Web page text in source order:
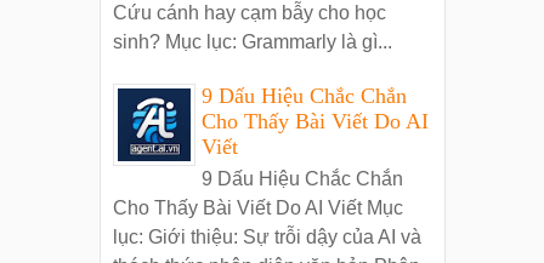
Cứu cánh hay cạm bẫy cho học
sinh? Mục lục: Grammarly là gì...
9 Dấu Hiệu Chắc Chắn
Cho Thấy Bài Viết Do AI
Viết
9 Dấu Hiệu Chắc Chắn
Cho Thấy Bài Viết Do AI Viết Mục
lục: Giới thiệu: Sự trỗi dậy của AI và